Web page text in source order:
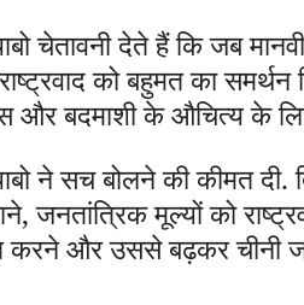
चेतावनी देते हैं कि जब
को बहुमत का
और बदमाशी के औचित्य के लिए
ने सच बोलने की कीमत
जनतांत्रिक मूल्यों को
करने और उससे बढ़कर चीनी